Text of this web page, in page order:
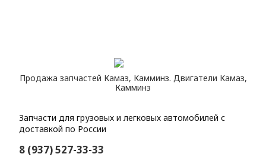
Продажа запчастей Камаз, Камминз. Двигатели Камаз,
Камминз
Запчасти для грузовых и легковых автомобилей с
доставкой по России
8 (937) 527-33-33